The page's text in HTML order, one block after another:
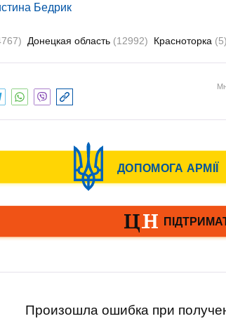
Бедрик
Донецкая область (12992) Красноторка (5)
Произошла ошибка при